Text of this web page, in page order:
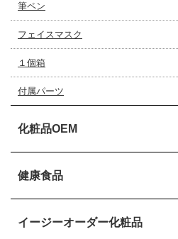
筆ペン
フェイスマスク
１個箱
付属パーツ
化粧品OEM
健康食品
イージーオーダー化粧品